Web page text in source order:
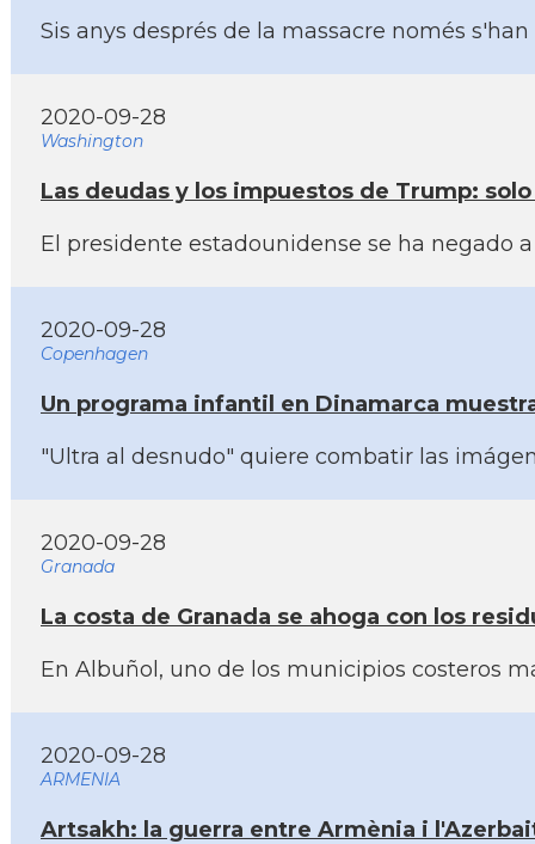
Sis anys després de la massacre només
2020-09-28
Washington
Las deudas y los impuestos de Trump:
El presidente estadounidense se ha negado
2020-09-28
Copenhagen
Un programa infantil en Dinamarca
"Ultra al desnudo" quiere combatir las
2020-09-28
Granada
La costa de Granada se ahoga con los
En Albuñol, uno de los municipios costeros
2020-09-28
ARMENIA
Artsakh: la guerra entre Armènia i